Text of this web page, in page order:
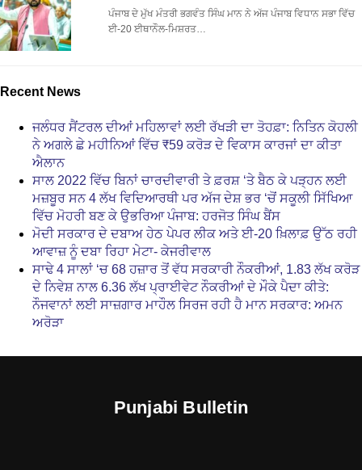
ਪੰਜਾਬ ਦੇ ਮੁੱਖ ਮੰਤਰੀ ਭਗਵੰਤ ਸਿੰਘ ਮਾਨ ਨੇ ਅੱਜ ਪੰਜਾਬ ਵਿਧਾਨ ਸਭਾ ਵਿੱਚ
ਈ-20 ਈਥਾਨੌਲ-ਮਿਸ਼ਰਤ…
Recent News
ਜਲੰਧਰ ਸੈਂਟਰਲ ਦੀਆਂ ਮਹਿਲਾਵਾਂ ਲਈ ਰੱਖੜੀ ਦਾ ਤੋਹਫ਼ਾ: ਨਿਤਿਨ ਕੋਹਲੀ
ਨੇ ਅਗਲੇ ਛੇ ਮਹੀਨਿਆਂ ਵਿੱਚ ₹59 ਕਰੋੜ ਦੇ ਵਿਕਾਸ ਕਾਰਜਾਂ ਦਾ ਕੀਤਾ
ਐਲਾਨ
ਸਾਲ 2022 ਵਿੱਚ ਬਿਨਾਂ ਚਾਰਦੀਵਾਰੀ ਤੇ ਫ਼ਰਸ਼ ‘ਤੇ ਬੈਠ ਕੇ ਪੜ੍ਹਨ ਲਈ
ਮਜ਼ਬੂਰ ਸਨ 4 ਲੱਖ ਵਿਦਿਆਰਥੀ ਪਰ ਅੱਜ ਦੇਸ਼ ਭਰ ‘ਚੋਂ ਸਕੂਲੀ ਸਿੱਖਿਆ
ਵਿੱਚ ਮੋਹਰੀ ਬਣ ਕੇ ਉਭਰਿਆ ਪੰਜਾਬ: ਹਰਜੋਤ ਸਿੰਘ ਬੈਂਸ
ਮੋਦੀ ਸਰਕਾਰ ਦੇ ਦਬਾਅ ਹੇਠ ਪੇਪਰ ਲੀਕ ਅਤੇ ਈ-20 ਖ਼ਿਲਾਫ਼ ਉੱਠ ਰਹੀ
ਆਵਾਜ਼ ਨੂੰ ਦਬਾ ਰਿਹਾ ਮੇਟਾ- ਕੇਜਰੀਵਾਲ
ਸਾਢੇ 4 ਸਾਲਾਂ ‘ਚ 68 ਹਜ਼ਾਰ ਤੋਂ ਵੱਧ ਸਰਕਾਰੀ ਨੌਕਰੀਆਂ, 1.83 ਲੱਖ ਕਰੋੜ
ਦੇ ਨਿਵੇਸ਼ ਨਾਲ 6.36 ਲੱਖ ਪ੍ਰਾਈਵੇਟ ਨੌਕਰੀਆਂ ਦੇ ਮੌਕੇ ਪੈਦਾ ਕੀਤੇ:
ਨੌਜਵਾਨਾਂ ਲਈ ਸਾਜ਼ਗਾਰ ਮਾਹੌਲ ਸਿਰਜ ਰਹੀ ਹੈ ਮਾਨ ਸਰਕਾਰ: ਅਮਨ
ਅਰੋੜਾ
Punjabi Bulletin